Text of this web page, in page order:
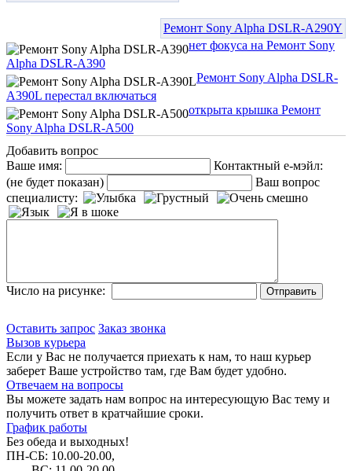
Ремонт Sony Alpha DSLR-A290Y
нет фокуса на Ремонт Sony
Alpha DSLR-A390
Ремонт Sony Alpha DSLR-
A390L перестал включаться
открыта крышка Ремонт
Sony Alpha DSLR-A500
Добавить вопрос
Ваше имя:
Контактный е-мэйл:
(не будет показан)
Ваш вопрос
специалисту:
Число на рисунке:
Оставить запрос Заказ звонка
Вызов курьера
Если у Вас не получается приехать к нам, то наш курьер
заберет Ваше устройство там, где Вам будет удобно.
Отвечаем на вопросы
Вы можете задать нам вопрос на интересующую Вас тему и
получить ответ в кратчайшие сроки.
График работы
Без обеда и выходных!
ПН-СБ: 10.00-20.00,